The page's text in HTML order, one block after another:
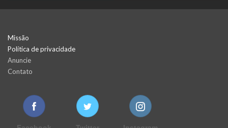
Missão
Política de privacidade
Anuncie
Contato